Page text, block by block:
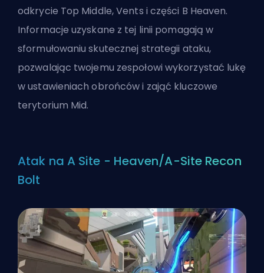
odkrycie Top Middle, Vents i części B Heaven.
Informacje uzyskane z tej linii pomagają w
sformułowaniu skutecznej strategii ataku,
pozwalając twojemu zespołowi wykorzystać lukę
w ustawieniach obrońców i zająć kluczowe
terytorium Mid.
Atak na A Site - Heaven/A-Site Recon
Bolt